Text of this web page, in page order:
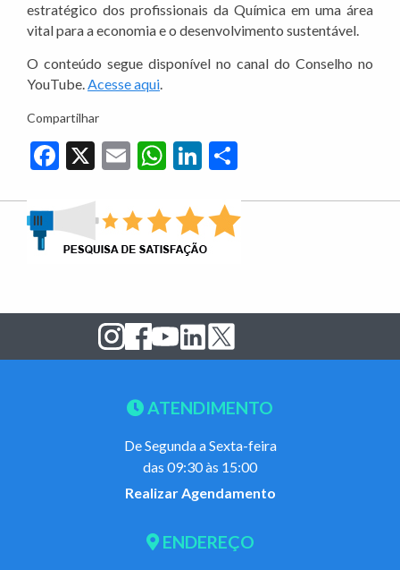
estratégico dos profissionais da Química em uma área
vital para a economia e o desenvolvimento sustentável.
O conteúdo segue disponível no canal do Conselho no
YouTube.Acesse aqui.
Compartilhar
Facebook
X EmailWhatsApp
LinkedIn
ATENDIMENTO
De Segunda a Sexta-feira
das 09:30 às 15:00
Realizar Agendamento
ENDEREÇO